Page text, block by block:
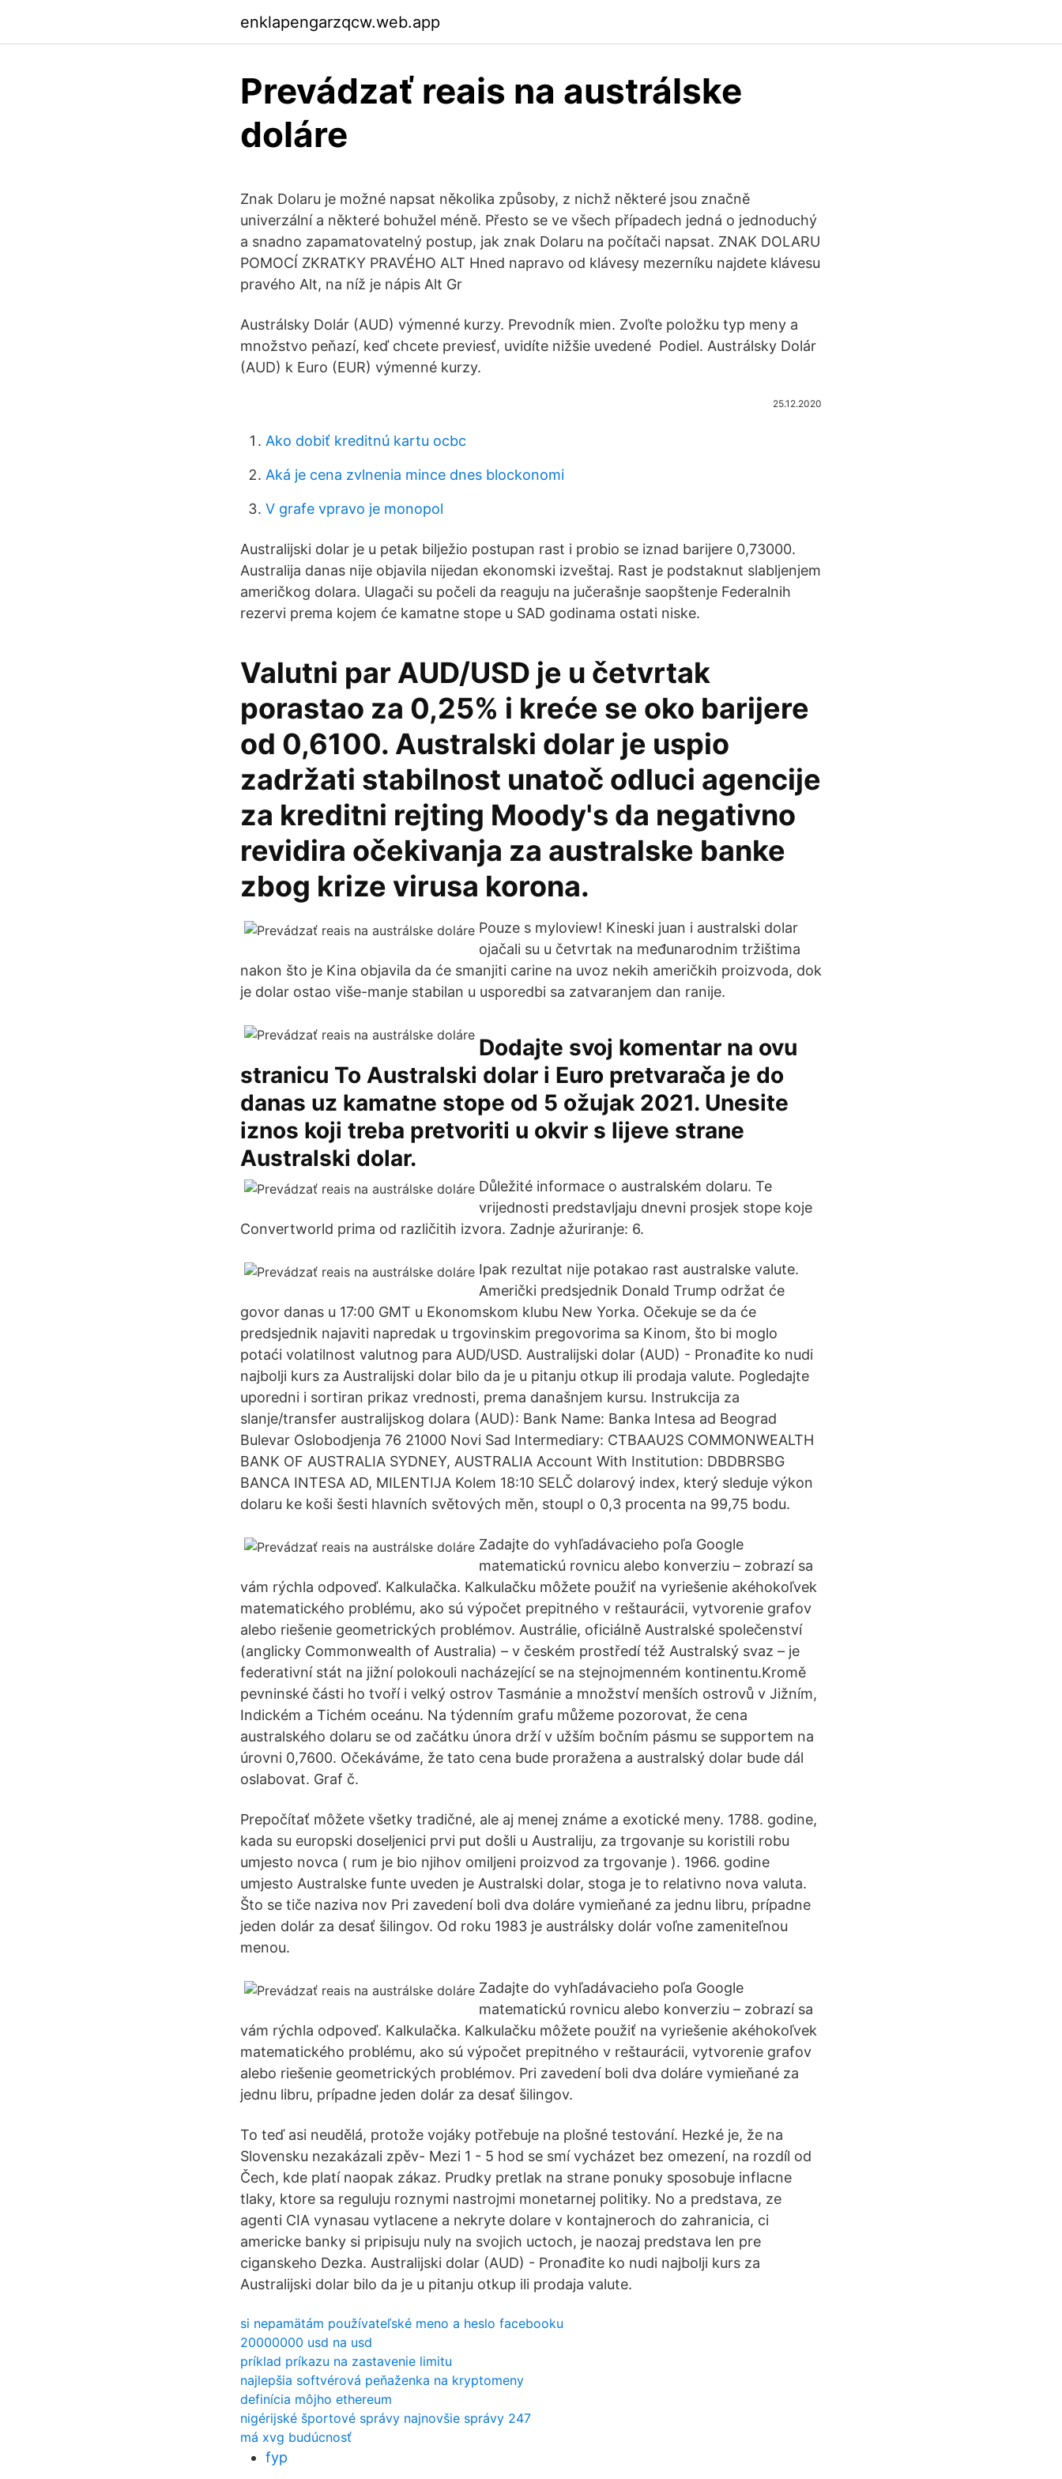
enklapengarzqcw.web.app
Prevádzať reais na austrálske
doláre
Znak Dolaru je možné napsat několika způsoby, z nichž některé jsou značně
univerzální a některé bohužel méně. Přesto se ve všech případech jedná o jednoduchý
a snadno zapamatovatelný postup, jak znak Dolaru na počítači napsat. ZNAK DOLARU
POMOCÍ ZKRATKY PRAVÉHO ALT Hned napravo od klávesy mezerníku najdete klávesu
pravého Alt, na níž je nápis Alt Gr
Austrálsky Dolár (AUD) výmenné kurzy. Prevodník mien. Zvoľte položku typ meny a
množstvo peňazí, keď chcete previesť, uvidíte nižšie uvedené Podiel. Austrálsky Dolár
(AUD) k Euro (EUR) výmenné kurzy.
25.12.2020
Ako dobiť kreditnú kartu ocbc
Aká je cena zvlnenia mince dnes blockonomi
V grafe vpravo je monopol
Australijski dolar je u petak bilježio postupan rast i probio se iznad barijere 0,73000.
Australija danas nije objavila nijedan ekonomski izveštaj. Rast je podstaknut slabljenjem
američkog dolara. Ulagači su počeli da reaguju na jučerašnje saopštenje Federalnih
rezervi prema kojem će kamatne stope u SAD godinama ostati niske.
Valutni par AUD/USD je u četvrtak
porastao za 0,25% i kreće se oko barijere
od 0,6100. Australski dolar je uspio
zadržati stabilnost unatoč odluci agencije
za kreditni rejting Moody's da negativno
revidira očekivanja za australske banke
zbog krize virusa korona.
Pouze s myloview! Kineski juan i australski dolar
ojačali su u četvrtak na međunarodnim tržištima
nakon što je Kina objavila da će smanjiti carine na uvoz nekih američkih proizvoda, dok
je dolar ostao više-manje stabilan u usporedbi sa zatvaranjem dan ranije.
Dodajte svoj komentar na ovu
stranicu To Australski dolar i Euro pretvarača je do
danas uz kamatne stope od 5 ožujak 2021. Unesite
iznos koji treba pretvoriti u okvir s lijeve strane
Australski dolar.
Důležité informace o australském dolaru. Te
vrijednosti predstavljaju dnevni prosjek stope koje
Convertworld prima od različitih izvora. Zadnje ažuriranje: 6.
Ipak rezultat nije potakao rast australske valute.
Američki predsjednik Donald Trump održat će
govor danas u 17:00 GMT u Ekonomskom klubu New Yorka. Očekuje se da će
predsjednik najaviti napredak u trgovinskim pregovorima sa Kinom, što bi moglo
potaći volatilnost valutnog para AUD/USD. Australijski dolar (AUD) - Pronađite ko nudi
najbolji kurs za Australijski dolar bilo da je u pitanju otkup ili prodaja valute. Pogledajte
uporedni i sortiran prikaz vrednosti, prema današnjem kursu. Instrukcija za
slanje/transfer australijskog dolara (AUD): Bank Name: Banka Intesa ad Beograd
Bulevar Oslobodjenja 76 21000 Novi Sad Intermediary: CTBAAU2S COMMONWEALTH
BANK OF AUSTRALIA SYDNEY, AUSTRALIA Account With Institution: DBDBRSBG
BANCA INTESA AD, MILENTIJA Kolem 18:10 SELČ dolarový index, který sleduje výkon
dolaru ke koši šesti hlavních světových měn, stoupl o 0,3 procenta na 99,75 bodu.
Zadajte do vyhľadávacieho poľa Google
matematickú rovnicu alebo konverziu – zobrazí sa
vám rýchla odpoveď. Kalkulačka. Kalkulačku môžete použiť na vyriešenie akéhokoľvek
matematického problému, ako sú výpočet prepitného v reštaurácii, vytvorenie grafov
alebo riešenie geometrických problémov. Austrálie, oficiálně Australské společenství
(anglicky Commonwealth of Australia) – v českém prostředí též Australský svaz – je
federativní stát na jižní polokouli nacházející se na stejnojmenném kontinentu.Kromě
pevninské části ho tvoří i velký ostrov Tasmánie a množství menších ostrovů v Jižním,
Indickém a Tichém oceánu. Na týdenním grafu můžeme pozorovat, že cena
australského dolaru se od začátku února drží v užším bočním pásmu se supportem na
úrovni 0,7600. Očekáváme, že tato cena bude proražena a australský dolar bude dál
oslabovat. Graf č.
Prepočítať môžete všetky tradičné, ale aj menej známe a exotické meny. 1788. godine,
kada su europski doseljenici prvi put došli u Australiju, za trgovanje su koristili robu
umjesto novca ( rum je bio njihov omiljeni proizvod za trgovanje ). 1966. godine
umjesto Australske funte uveden je Australski dolar, stoga je to relativno nova valuta.
Što se tiče naziva nov Pri zavedení boli dva doláre vymieňané za jednu libru, prípadne
jeden dolár za desať šilingov. Od roku 1983 je austrálsky dolár voľne zameniteľnou
menou.
Zadajte do vyhľadávacieho poľa Google
matematickú rovnicu alebo konverziu – zobrazí sa
vám rýchla odpoveď. Kalkulačka. Kalkulačku môžete použiť na vyriešenie akéhokoľvek
matematického problému, ako sú výpočet prepitného v reštaurácii, vytvorenie grafov
alebo riešenie geometrických problémov. Pri zavedení boli dva doláre vymieňané za
jednu libru, prípadne jeden dolár za desať šilingov.
To teď asi neudělá, protože vojáky potřebuje na plošné testování. Hezké je, že na
Slovensku nezakázali zpěv- Mezi 1 - 5 hod se smí vycházet bez omezení, na rozdíl od
Čech, kde platí naopak zákaz. Prudky pretlak na strane ponuky sposobuje inflacne
tlaky, ktore sa reguluju roznymi nastrojmi monetarnej politiky. No a predstava, ze
agenti CIA vynasau vytlacene a nekryte dolare v kontajneroch do zahranicia, ci
americke banky si pripisuju nuly na svojich uctoch, je naozaj predstava len pre
ciganskeho Dezka. Australijski dolar (AUD) - Pronađite ko nudi najbolji kurs za
Australijski dolar bilo da je u pitanju otkup ili prodaja valute.
si nepamätám používateľské meno a heslo facebooku
20000000 usd na usd
príklad príkazu na zastavenie limitu
najlepšia softvérová peňaženka na kryptomeny
definícia môjho ethereum
nigérijské športové správy najnovšie správy 247
má xvg budúcnosť
fyp